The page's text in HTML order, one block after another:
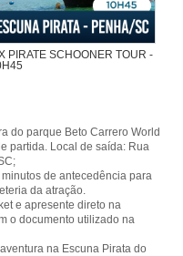
PIRATE SCHOONER TOUR -
and islands at the region
Penha and Piçarras.
do parque Beto Carrero World
partida. Local de saída: Rua
de antecedência para
da atração.
e apresente direto na
o documento utilizado na
na Escuna Pirata do